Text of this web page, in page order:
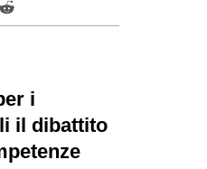
i
il dibattito